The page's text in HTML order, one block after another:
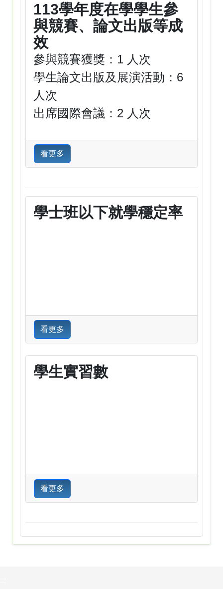
113學年度在學學生參
與競賽、論文出版等成
效
參與競賽獲獎：1 人次
學生論文出版及展演活動：6
人次
出席國際會議：2 人次
看更多
學士班以下就學穩定率
看更多
學生實習數
看更多